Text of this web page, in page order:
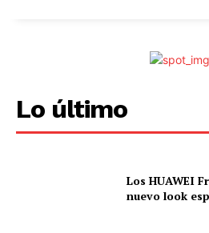
Lo último
Los HUAWEI
nuevo look